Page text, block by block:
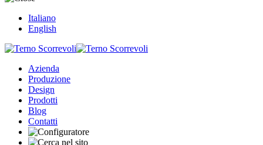
Italiano
English
Azienda
Produzione
Design
Prodotti
Blog
Contatti